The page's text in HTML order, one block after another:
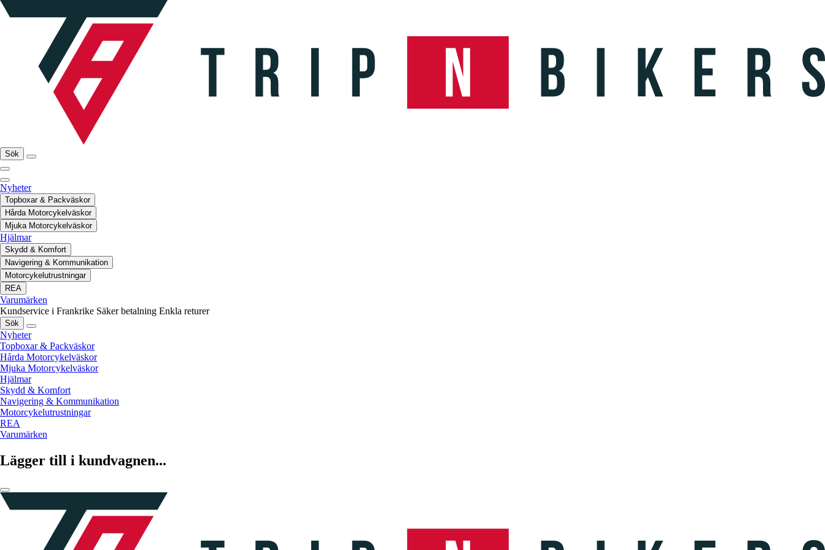
Sök
Nyheter
Topboxar & Packväskor
Hårda Motorcykelväskor
Mjuka Motorcykelväskor
Hjälmar
Skydd & Komfort
Navigering & Kommunikation
Motorcykelutrustningar
REA
Varumärken
Kundservice i Frankrike Säker betalning Enkla returer
Sök
Nyheter
Topboxar & Packväskor
Hårda Motorcykelväskor
Mjuka Motorcykelväskor
Hjälmar
Skydd & Komfort
Navigering & Kommunikation
Motorcykelutrustningar
REA
Varumärken
Lägger till i kundvagnen...